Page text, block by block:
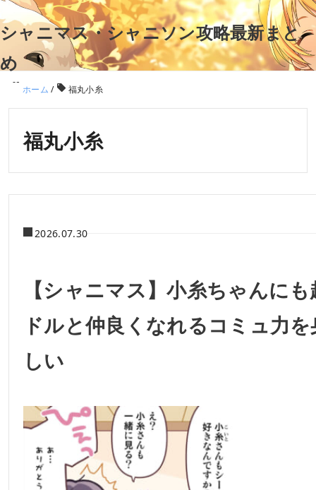
シャニマス・シャニソン攻略最新まと
め
ホーム / 福丸小糸
福丸小糸
2026.07.30
【シャニマス】小糸ちゃんに
ドルと仲良くなれるコミュ力
しい